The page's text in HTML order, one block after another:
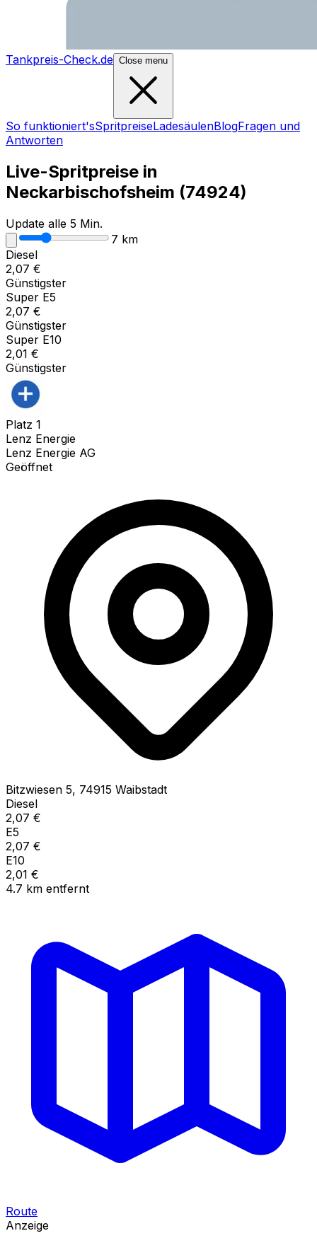
Tankpreis-Check.de Close menu
So funktioniert'sSpritpreiseLadesäulenBlogFragen und
Antworten
Live-Spritpreise in
Neckarbischofsheim (74924)
Update alle 5 Min.
7 km
Diesel
2,07 €
Günstigster
Super E5
2,07 €
Günstigster
Super E10
2,01 €
Günstigster
Platz 1
Lenz Energie
Lenz Energie AG
Geöffnet
Bitzwiesen 5, 74915 Waibstadt
Diesel
2,07 €
E5
2,07 €
E10
2,01 €
4.7 km entfernt
Route
Anzeige